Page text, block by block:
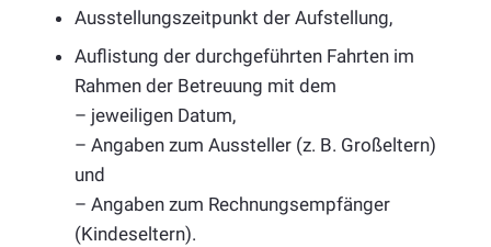
Ausstellungszeitpunkt der Aufstellung,
Auflistung der durchgeführten Fahrten im
Rahmen der Betreuung mit dem
– jeweiligen Datum,
– Angaben zum Aussteller (z. B. Großeltern)
und
– Angaben zum Rechnungsempfänger
(Kindeseltern).